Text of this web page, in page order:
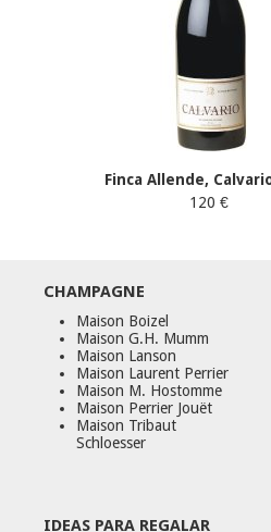
Finca Allende,
120 €
CHAMPAGNE
Maison Boizel
Maison G.H. Mumm
Maison Lanson
Maison Laurent Perrier
Maison M. Hostomme
Maison Perrier Jouët
Maison Tribaut
Schloesser
IDEAS PARA REGALAR